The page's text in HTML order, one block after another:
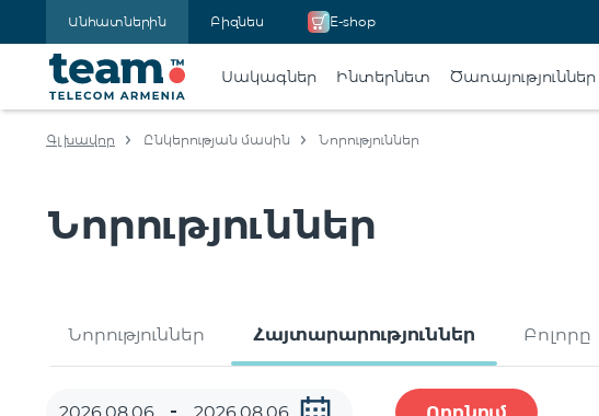
Անհատներին Բիզնես E-shop
Սակագներ Ինտերնետ Ծառայություններ
Գլխավոր Ընկերության մասին Նորություններ
Նորություններ
Նորություններ Հայտարարություններ Բոլորը